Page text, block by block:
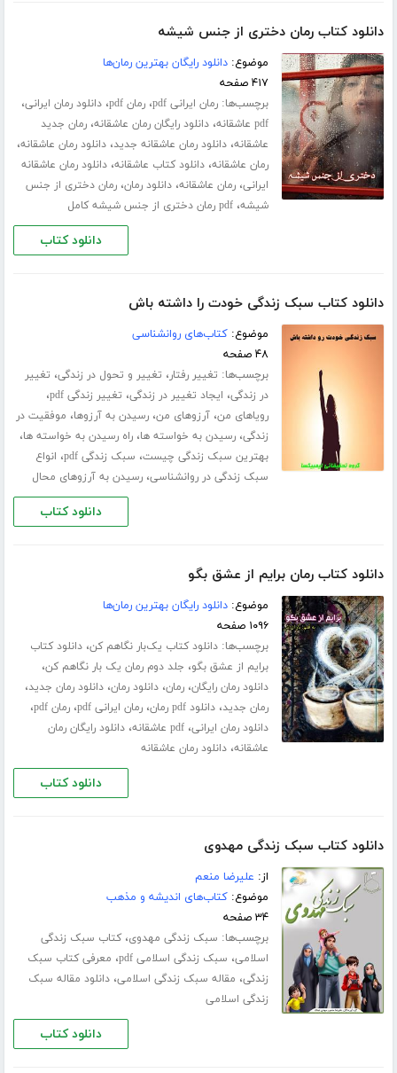
دانلود کتاب رمان دختری از جنس شیشه
موضوع:دانلود رایگان بهترین رمان‌ها
۴۱۷ صفحه
برچسب‌ها:رمان ایرانی pdf ،رمان pdf ،دانلود رمان ایرانی،
pdf عاشقانه ،دانلود رایگان رمان عاشقانه،رمان جدید
عاشقانه،دانلود رمان عاشقانه جدید،دانلود رمان عاشقانه،
رمان عاشقانه،دانلود کتاب عاشقانه،دانلود رمان عاشقانه
ایرانی،رمان عاشقانه،دانلود رمان،رمان دختری از جنس
شیشه،pdf رمان دختری از جنس شیشه کامل
دانلود کتاب
دانلود کتاب سبک زندگی خودت را داشته باش
موضوع:کتاب‌های روانشناسی
۴۸ صفحه
برچسب‌ها: تغییر رفتار، تغییر و تحول در زندگی، تغییر
در زندگی، ایجاد تغییر در زندگی، تغییر زندگی pdf ،
رویاهای من،آرزوهای من،رسیدن به آرزوها، موفقیت در
زندگی،رسیدن به خواسته ها،راه رسیدن به خواسته ها،
بهترین سبک زندگی چیست، سبک زندگی pdf ، انواع
سبک زندگی در روانشناسی،رسیدن به آرزوهای محال
دانلود کتاب
دانلود کتاب رمان برایم از عشق بگو
موضوع:دانلود رایگان بهترین رمان‌ها
۱۰۹۶ صفحه
برچسب‌ها:دانلود کتاب یک‌بار نگاهم کن،دانلود کتاب
برایم از عشق بگو، جلد دوم رمان یک بار نگاهم کن،
دانلود رمان رایگان،رمان،دانلود رمان،دانلود رمان جدید،
رمان جدید،دانلود pdf رمان ،رمان ایرانی pdf ،رمان pdf ،
دانلود رمان ایرانی،pdf عاشقانه ،دانلود رایگان رمان
عاشقانه،دانلود رمان عاشقانه
دانلود کتاب
دانلود کتاب سبک زندگی مهدوی
از: علیرضا منعم
موضوع:کتاب‌های اندیشه و مذهب
۳۴ صفحه
برچسب‌ها: سبک زندگی مهدوی،کتاب سبک زندگی
اسلامی، سبک زندگی اسلامی pdf ، معرفی کتاب سبک
زندگی، مقاله سبک زندگی اسلامی،دانلود مقاله سبک
زندگی اسلامی
دانلود کتاب